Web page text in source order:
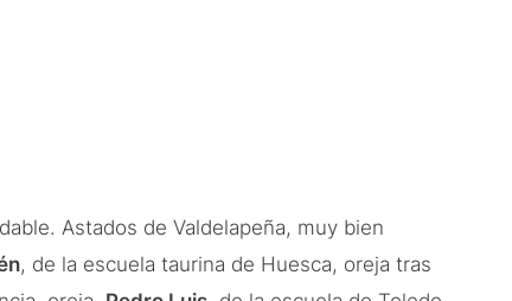
Astados de Valdelapeña, muy bien
, de la escuela taurina de Huesca, oreja tras